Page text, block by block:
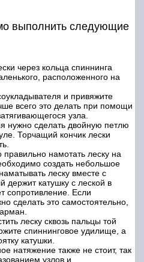
выполнить следующие
через кольца спиннинга
расположенного на
и привяжите
всего это делать при помощи
узла.
нужно сделать двойную петлю
Торчащий кончик лески
намотать леску на
создать небольшое
леску вместе с
держит катушку с леской в
сопротивление. Если
сделать это самостоятельно,
леску сквозь пальцы той
спиннинговое удилище, а
катушки.
натяжение также не стоит, так
узлов и